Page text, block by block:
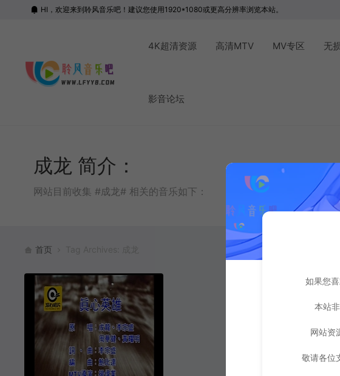
HI，欢迎来到聆风音乐吧！建议您使用1920*1080或更高分辨率浏览本站。
4K超清资源 高清MTV MV专区 无
影音论坛
成龙 简介：
网站目前收集 #成龙# 相关的音乐如下：
首页
如果您
本站
网站资
敬请各位